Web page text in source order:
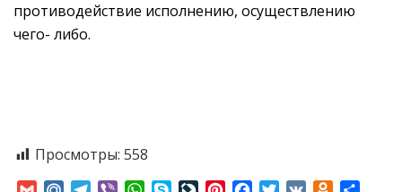
противодействие исполнению, осуществлению
чего- либо.
Просмотры: 558